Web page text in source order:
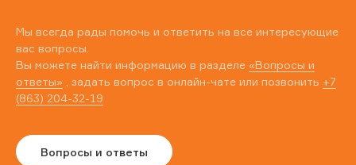
Мы всегда рады помочь и ответить на все интересующие
вас вопросы.
Вы можете найти информацию в разделе «Вопросы и
ответы» , задать вопрос в онлайн-чате или позвонить +7
(863) 204-32-19
Вопросы и ответы